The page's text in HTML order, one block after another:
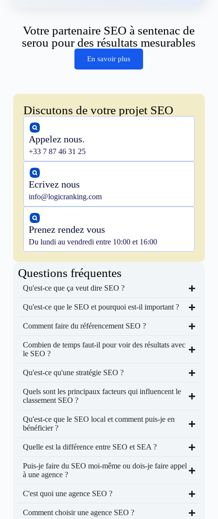
Votre partenaire SEO à sentenac de
serou pour des résultats mesurables
En savoir plus
Discutons de votre projet SEO
Appelez nous.
+33 7 87 46 31 25
Ecrivez nous
info@logicranking.com
Prenez rendez vous
Du lundi au vendredi entre 10:00 et 16:00
Questions fréquentes
Qu'est-ce que ça veut dire SEO ?
Qu'est-ce que le SEO et pourquoi est-il important ?
Comment faire du référencement SEO ?
Combien de temps faut-il pour voir des résultats avec
le SEO ?
Qu'est-ce qu'une stratégie SEO ?
Quels sont les principaux facteurs qui influencent le
classement SEO ?
Qu'est-ce que le SEO local et comment puis-je en
bénéficier ?
Quelle est la différence entre SEO et SEA ?
Puis-je faire du SEO moi-même ou dois-je faire appel
à une agence ?
C'est quoi une agence SEO ?
Comment choisir une agence SEO ?